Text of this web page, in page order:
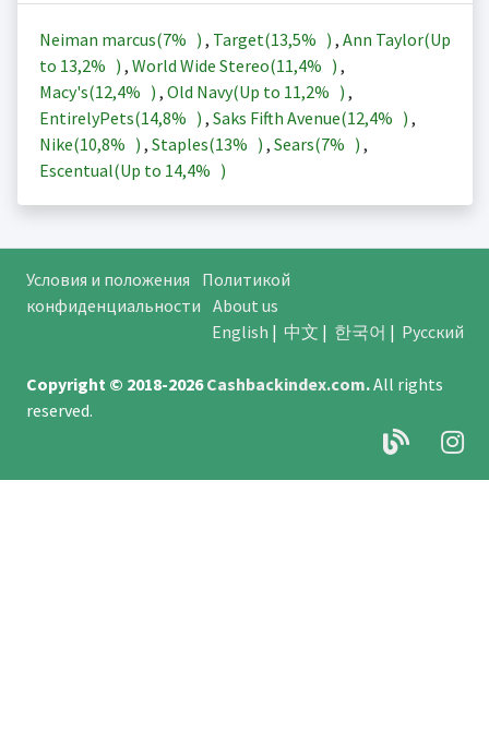
Neiman marcus(7% ) , Target(13,5% ) , Ann Taylor(Up
to 13,2% ) , World Wide Stereo(11,4% ) ,
Macy's(12,4% ) , Old Navy(Up to 11,2% ) ,
EntirelyPets(14,8% ) , Saks Fifth Avenue(12,4% ) ,
Nike(10,8% ) , Staples(13% ) , Sears(7% ) ,
Escentual(Up to 14,4% )
Условия и положения
Политикой
конфиденциальности About us
English | 中文 | 한국어 | Русский
Copyright © 2018-2026Cashbackindex.com.All rights
reserved.